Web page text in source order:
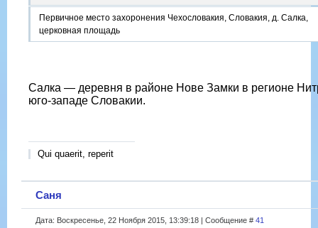
Первичное место захоронения Чехословакия, Словакия, д. Салка,
церковная площадь
Салка — деревня в районе Нове Замки в регионе
юго-западе Словакии.
Qui quaerit, reperit
Саня
Дата: Воскресенье, 22 Ноября 2015, 13:39:18 | Сообщение # 41